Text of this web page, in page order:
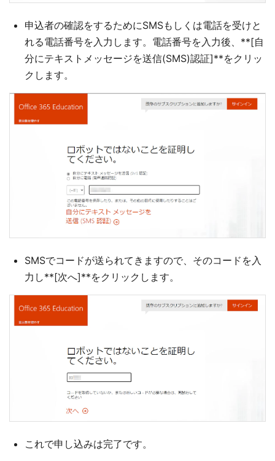
申込者の確認をするためにSMSもしくは電話を受けと
れる電話番号を入力します。電話番号を入力後、**[自
分にテキストメッセージを送信(SMS)認証]**をクリッ
クします。
SMSでコードが送られてきますので、そのコードを入
力し**[次へ]**をクリックします。
これで申し込みは完了です。